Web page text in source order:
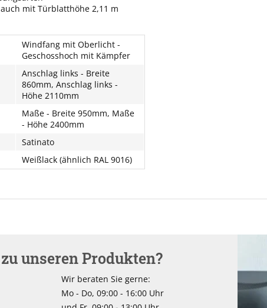
mit Türblatthöhe 2,11 m
Windfang mit Oberlicht -
Geschosshoch mit Kämpfer
Anschlag links - Breite
860mm, Anschlag links -
Höhe 2110mm
Maße - Breite 950mm, Maße
- Höhe 2400mm
Satinato
Weißlack (ähnlich RAL 9016)
unseren Produkten?
Wir beraten Sie gerne:
Mo - Do, 09:00 - 16:00 Uhr